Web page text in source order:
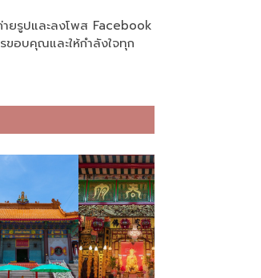
ยรูปและลงโพส Facebook
ขอบคุณและให้กำลังใจทุก